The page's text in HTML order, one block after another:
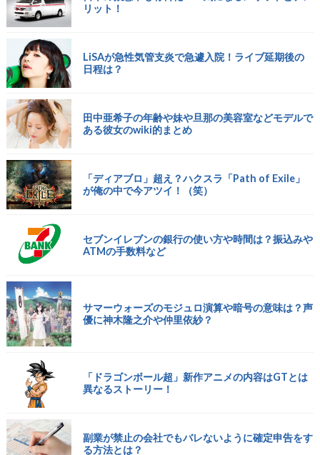
リット！
LiSAが急性気管支炎で急遽入院！ライブ延期後の
日程は？
田中亜希子の年齢や妹や旦那の美容室などモデルで
ある彼女のwiki的まとめ
「ディアブロ」超え？ハクスラ「Path of Exile」
が俺の中で今アツイ！（笑）
セブンイレブンの銀行の使い方や時間は？振込みや
ATMの手数料など
サマーウォーズのモジュロ演算や暗号の意味は？声
優に神木隆之介や仲里依紗？
「ドラゴンボール超」新作アニメの内容はGTとは
異なるストーリー！
副業が禁止の会社でもバレないように確定申告をす
る方法とは？